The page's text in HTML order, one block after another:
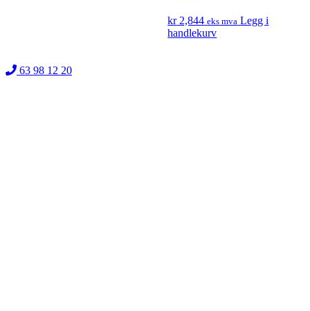
kr2,844 eks mva Legg i
handlekurv
63 98 12 20